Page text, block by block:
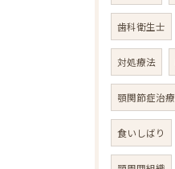
歯科衛生士
対処療法
顎関節症治療
食いしばり